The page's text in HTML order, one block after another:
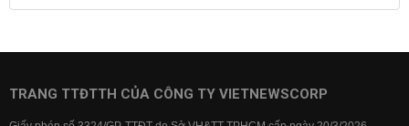
Lãi suất tiết kiệm
Lãi suất tiền gửi
Lãi suất ngân hàng BIDV
TRANG TTĐTTH CỦA CÔNG TY VIETNEWSCORP